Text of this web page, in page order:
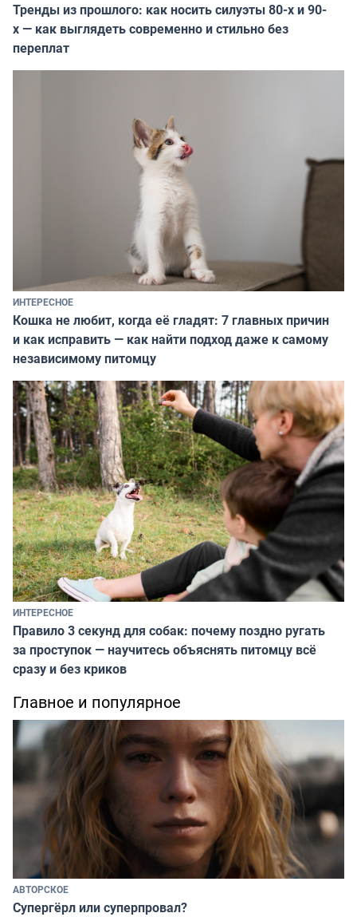
Тренды из прошлого: как носить силуэты 80-х и 90-
х — как выглядеть современно и стильно без
переплат
ИНТЕРЕСНОЕ
Кошка не любит, когда её гладят: 7 главных причин
и как исправить — как найти подход даже к самому
независимому питомцу
ИНТЕРЕСНОЕ
Правило 3 секунд для собак: почему поздно ругать
за проступок — научитесь объяснять питомцу всё
сразу и без криков
Главное и популярное
АВТОРСКОЕ
Супергёрл или суперпровал?